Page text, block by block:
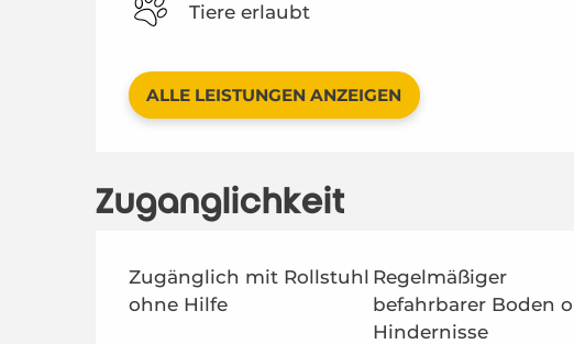
Tiere erlaubt
ALLE LEISTUNGEN ANZEIGEN
Zugänglichkeit
Zugänglich mit Rollstuhl
ohne Hilfe
Regelmäßiger
befahrbarer Boden
Hindernisse